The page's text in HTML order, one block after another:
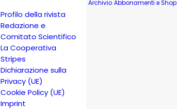
Profilo della rivista
Redazione e
Comitato Scientifico
La Cooperativa
Stripes
Dichiarazione sulla
Privacy (UE)
Cookie Policy (UE)
Imprint
Archivio Abbonamenti e Shop